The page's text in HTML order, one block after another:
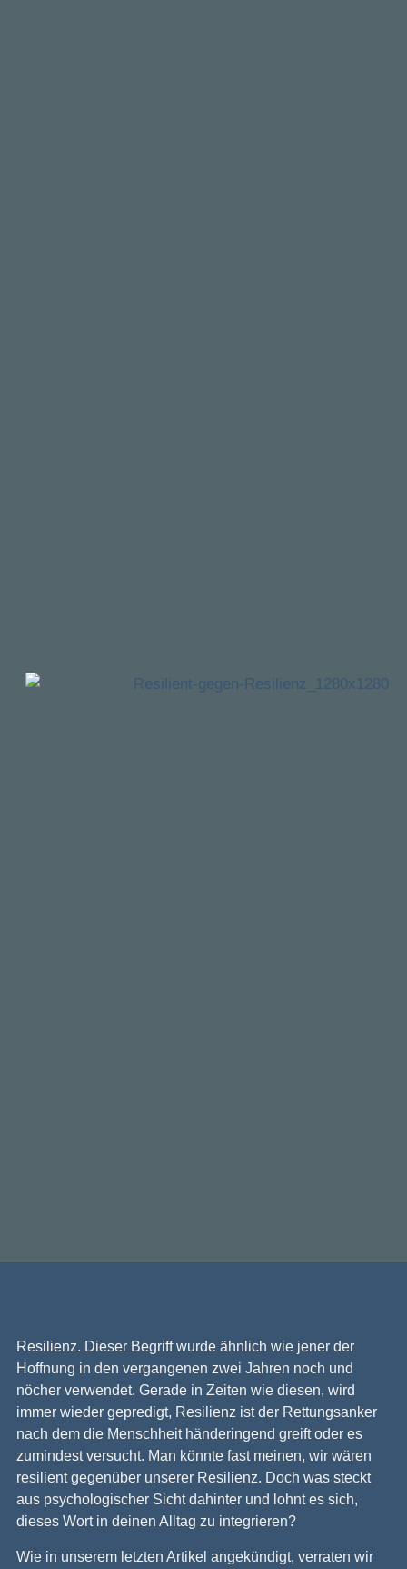
Resilienz. Dieser Begriff wurde ähnlich wie jener der
Hoffnung in den vergangenen zwei Jahren noch und
nöcher verwendet. Gerade in Zeiten wie diesen, wird
immer wieder gepredigt, Resilienz ist der Rettungsanker
nach dem die Menschheit händeringend greift oder es
zumindest versucht. Man könnte fast meinen, wir wären
resilient gegenüber unserer Resilienz. Doch was steckt
aus psychologischer Sicht dahinter und lohnt es sich,
dieses Wort in deinen Alltag zu integrieren?
Wie in unserem letzten Artikel angekündigt, verraten wir